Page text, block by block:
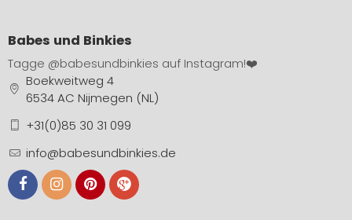
Babes und Binkies
Tagge @babesundbinkies auf Instagram!❤️
Boekweitweg 4
6534 AC Nijmegen (NL)
+31(0)85 30 31 099
info@babesundbinkies.de